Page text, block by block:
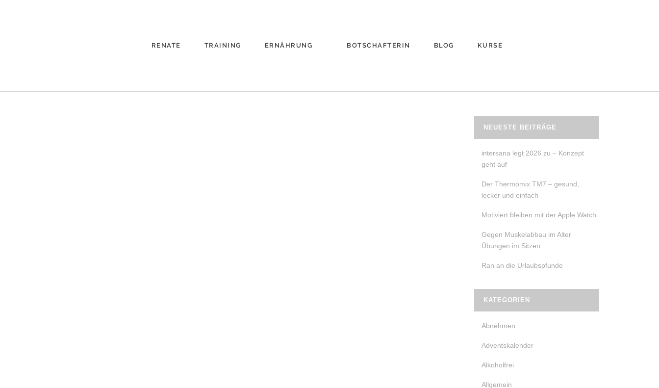
RENATE TRAINING ERNÄHRUNG BOTSCHAFTERIN BLOG KURSE
NEUESTE BEITRÄGE
intersana legt 2026 zu – Konzept
geht auf
Der Thermomix TM7 – gesund,
lecker und einfach
Motiviert bleiben mit der Apple Watch
Gegen Muskelabbau im Alter
Übungen im Sitzen
Ran an die Urlaubspfunde
KATEGORIEN
Abnehmen
Adventskalender
Alkoholfrei
Allgemein